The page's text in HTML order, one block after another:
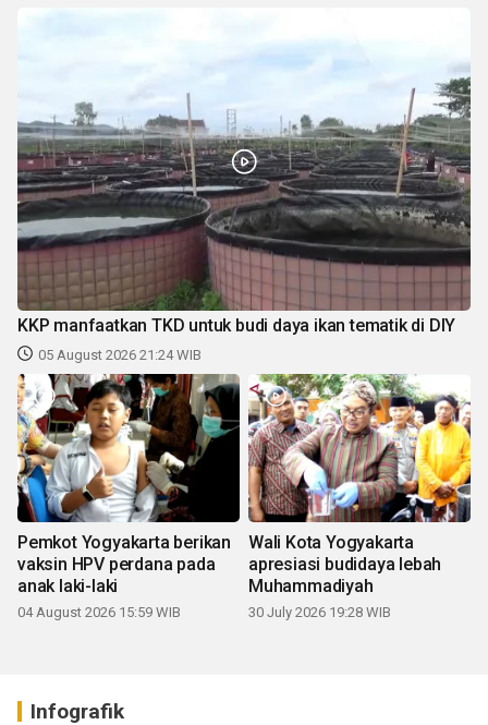
KKP manfaatkan TKD untuk budi daya ikan tematik di DIY
05 August 2026 21:24 WIB
Pemkot Yogyakarta berikan
vaksin HPV perdana pada
anak laki-laki
04 August 2026 15:59 WIB
Wali Kota Yogyakarta
apresiasi budidaya lebah
Muhammadiyah
30 July 2026 19:28 WIB
Infografik